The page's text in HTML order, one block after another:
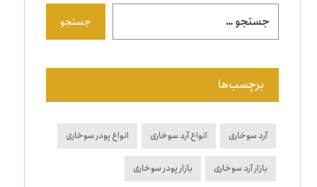
جستجو
برچسب‌ها
آرد سوخاری انواع آرد سوخاری انواع پودر سوخاری
بازار آرد سوخاری بازار پودر سوخاری